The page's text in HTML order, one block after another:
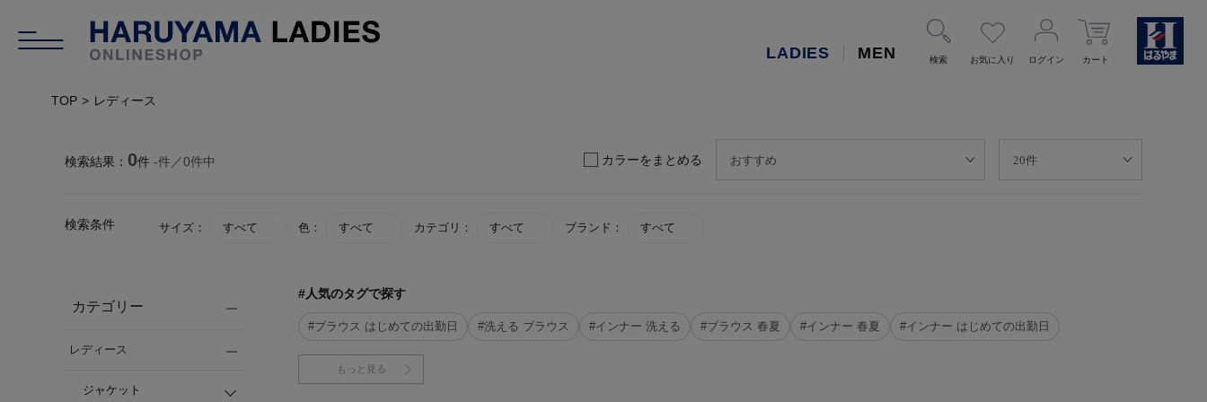
LADIES MEN 検索 お気に入り ログイン カート
TOP レディース
検索結果： 0件 -件／0件中 カラーをまとめる
検索条件 サイズ： すべて 色： すべて カテゴリ： すべて ブランド： すべて
カテゴリー
レディース
ジャケット
#人気のタグで探す
#ブラウス はじめての出勤日 #洗える ブラウス #インナー 洗える #ブラウス 春夏 #インナー 春夏 #インナー はじめての出勤日
もっと見る